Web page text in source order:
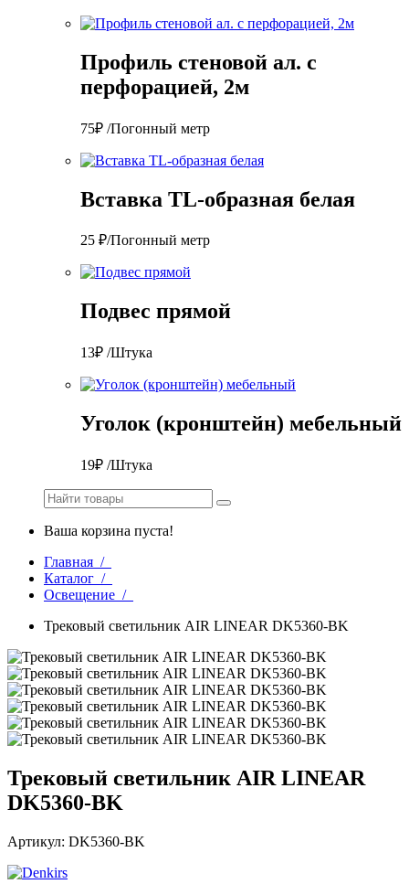
Профиль стеновой ал. с
перфорацией, 2м
75₽ /Погонный метр
Вставка TL-образная белая
25 ₽/Погонный метр
Подвес прямой
13₽ /Штука
Уголок (кронштейн) мебельный
19₽ /Штука
Ваша корзина пуста!
Главная /
Каталог /
Освещение /
Трековый светильник AIR LINEAR DK5360-BK
Трековый светильник AIR LINEAR
DK5360-BK
Артикул: DK5360-BK